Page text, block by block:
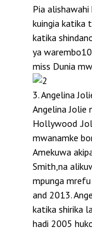
Pia
kuingia katika
katika
ya
miss Dunia
3. Angelina
Angelina Jolie
Hollywood
mwanamke
Amekuwa
Smith,na
mpunga
and 2013.
katika shirika
hadi 2005